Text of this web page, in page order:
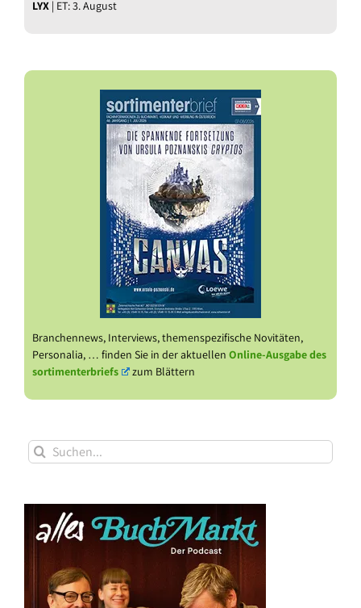
LYX | ET: 3. August
Branchennews, Interviews, themenspezifische Novitäten,
Personalia, … finden Sie in der aktuellen Online-Ausgabe des
sortimenterbriefs
zum Blättern
Suche
nach: